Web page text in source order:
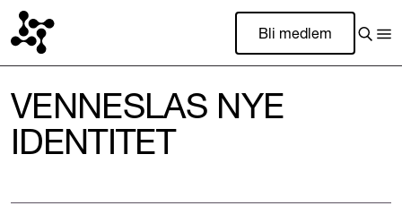
Bli medlem
VENNESLAS NYE
IDENTITET